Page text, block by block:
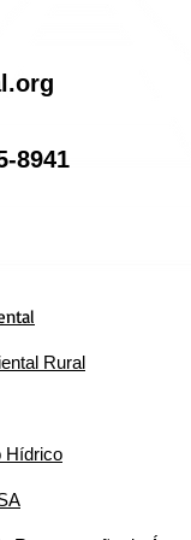
8941
Rural
Hídrico